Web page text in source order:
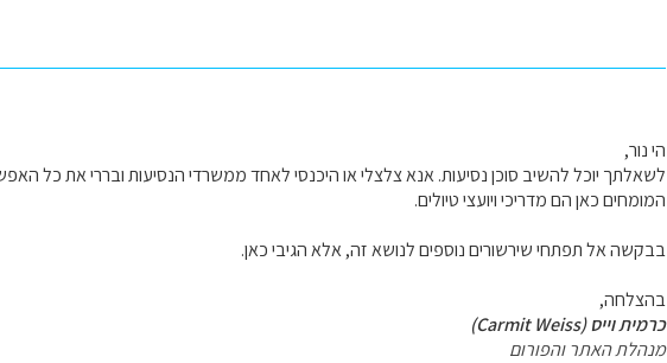
הי נור,
לשאלתך יוכל להשיב סוכן נסיעות. אנא צלצלי או היכנסי לאחד ממשרדי הנסיעות ובררי את כל
המומחים כאן הם מדריכי ויועצי טיולים.
בבקשה אל תפתחי שירשורים נוספים לנושא זה, אלא הגיבי כאן.
בהצלחה,
כרמית וייס (Carmit Weiss)
מנהלת האתר והפורום